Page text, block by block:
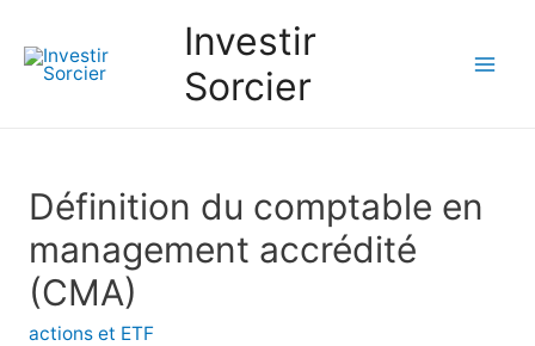
Investir
Sorcier
Définition du comptable en
management accrédité
(CMA)
actions et ETF